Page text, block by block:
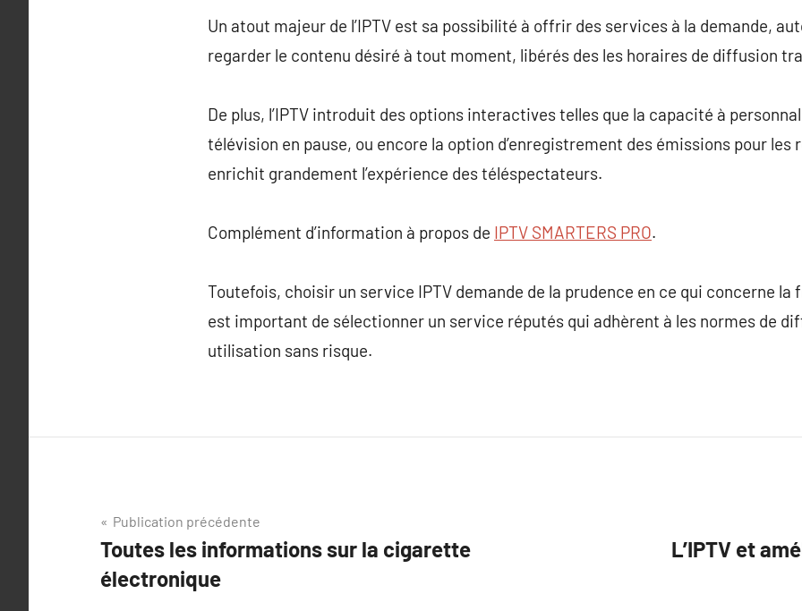
Un atout majeur de l’IPTV est sa possibilité à offrir des services à la demande,
regarder le contenu désiré à tout moment, libérés des les horaires de diffusion
De plus, l’IPTV introduit des options interactives telles que la capacité à
télévision en pause, ou encore la option d’enregistrement des émissions pour les
enrichit grandement l’expérience des téléspectateurs.
Complément d’information à propos de IPTV SMARTERS PRO.
Toutefois, choisir un service IPTV demande de la prudence en ce qui concerne
est important de sélectionner un service réputés qui adhèrent à les normes de
utilisation sans risque.
Navigation
de
l’article
Publication précédente
Toutes les informations sur la cigarette
électronique
L’IPTV et